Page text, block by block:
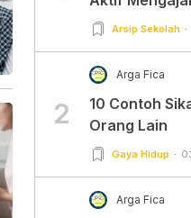
Arsip Sekolah
2
Arga Fica
10 Contoh
Orang Lain
Gaya Hidup
Arga Fica